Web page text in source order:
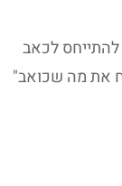
להתייחס לכאב
את מה שכואב"